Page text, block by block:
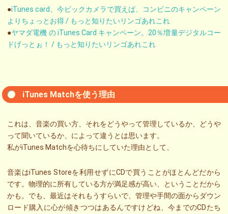
●iTunes card、今ビックカメラで買えば、コンビニのキャンペーン
よりちょっとお得 / もっと知りたいリンゴあれこれ
●ヤマダ電機 の iTunes Card キャンペーン。20％増量デジタルコー
ドげっとぉ！ / もっと知りたいリンゴあれこれ
iTunes Matchを使う理由
これは、音楽の買い方、それをどうやって管理しているか、どうや
って聞いているか、によって違うとは思います。
私がiTunes Matchを心待ちにしていた理由として、
音楽はiTunes Storeを利用せずにCDで買うことがほとんどだから
です。物理的に所有している方が満足感が高い、ということだから
かも。でも、最近はそれもうすらいで、管理や手間の面からダウン
ロード購入に心が傾きつつはあるんですけどね、今までのCDたち